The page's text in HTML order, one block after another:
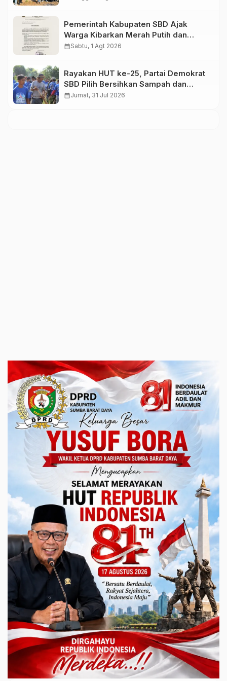
Pemerintah Kabupaten SBD Ajak
Warga Kibarkan Merah Putih dan
Semarakkan HUT Ke-81 RI
calendar_monthSabtu, 1 Agt 2026
Rayakan HUT ke-25, Partai Demokrat
SBD Pilih Bersihkan Sampah dan
Tanam Pohon
calendar_monthJumat, 31 Jul 2026